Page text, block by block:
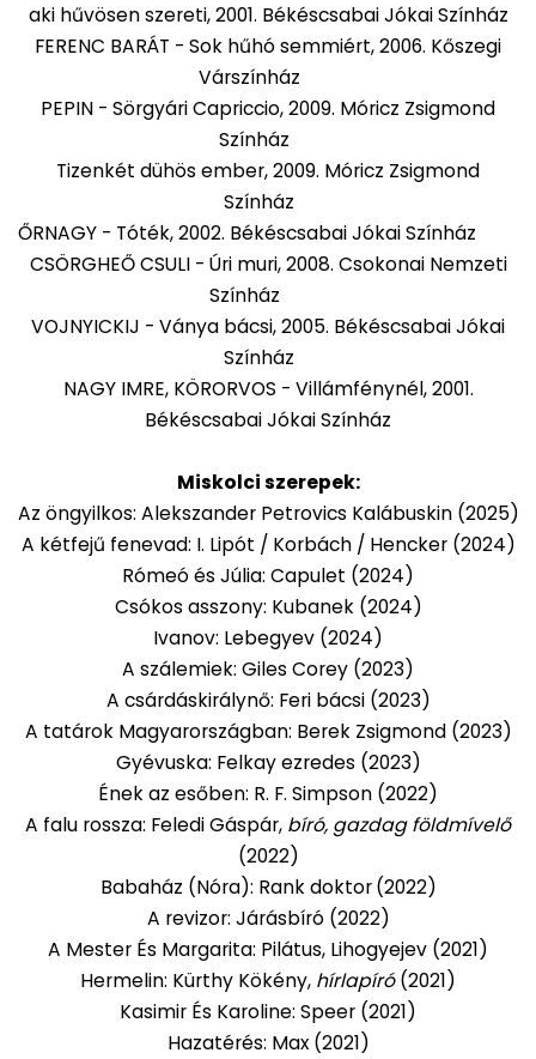
aki hűvösen szereti, 2001. Békéscsabai Jókai Színház
FERENC BARÁT - Sok hűhó semmiért, 2006. Kőszegi
Várszínház
PEPIN - Sörgyári Capriccio, 2009. Móricz Zsigmond
Színház
Tizenkét dühös ember, 2009. Móricz Zsigmond
Színház
ŐRNAGY - Tóték, 2002. Békéscsabai Jókai Színház
CSÖRGHEŐ CSULI - Úri muri, 2008. Csokonai Nemzeti
Színház
VOJNYICKIJ - Ványa bácsi, 2005. Békéscsabai Jókai
Színház
NAGY IMRE, KÖRORVOS - Villámfénynél, 2001.
Békéscsabai Jókai Színház
Miskolci szerepek:
Az öngyilkos: Alekszander Petrovics Kalábuskin (2025)
A kétfejű fenevad: I. Lipót / Korbách / Hencker (2024)
Rómeó és Júlia: Capulet (2024)
Csókos asszony: Kubanek (2024)
Ivanov: Lebegyev (2024)
A szálemiek: Giles Corey (2023)
A csárdáskirálynő: Feri bácsi (2023)
A tatárok Magyarországban: Berek Zsigmond (2023)
Gyévuska: Felkay ezredes (2023)
Ének az esőben: R. F. Simpson (2022)
A falu rossza: Feledi Gáspár, bíró, gazdag földmívelő
(2022)
Babaház (Nóra): Rank doktor (2022)
A revizor: Járásbíró (2022)
A Mester És Margarita: Pilátus, Lihogyejev (2021)
Hermelin: Kürthy Kökény, hírlapíró(2021)
Kasimir És Karoline: Speer (2021)
Hazatérés: Max (2021)